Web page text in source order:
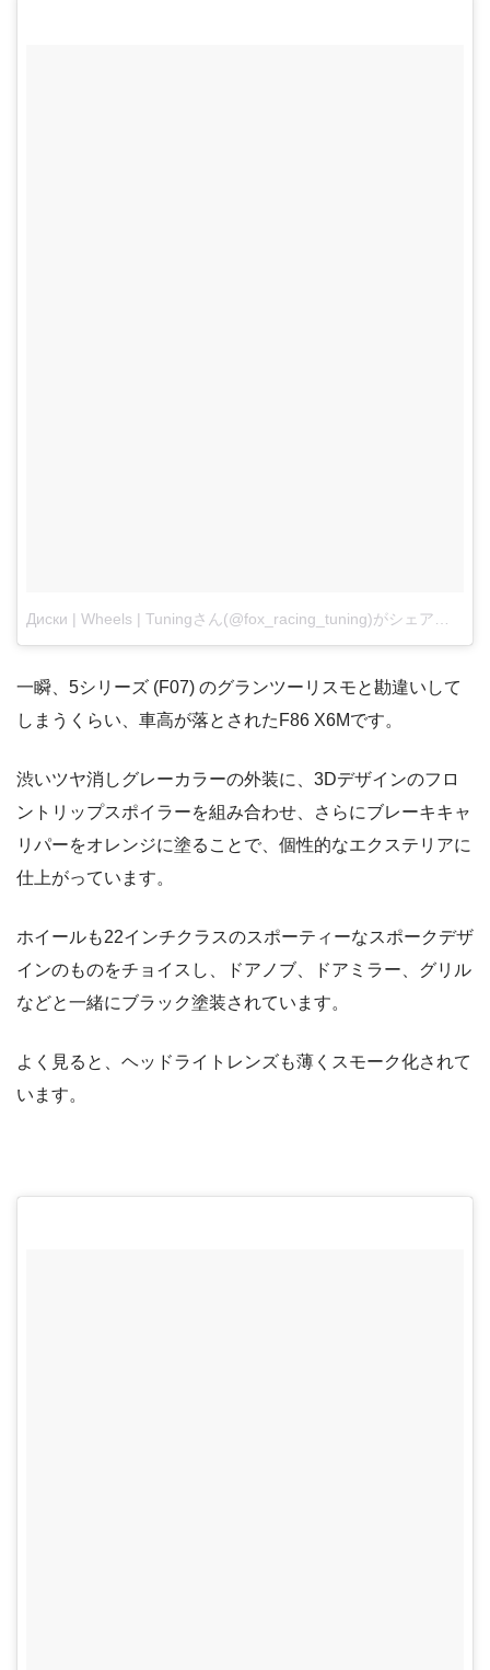
一瞬、5シリーズ (F07) のグランツーリスモと勘違いして
しまうくらい、車高が落とされたF86 X6Mです。
渋いツヤ消しグレーカラーの外装に、3Dデザインのフロ
ントリップスポイラーを組み合わせ、さらにブレーキキャ
リパーをオレンジに塗ることで、個性的なエクステリアに
仕上がっています。
ホイールも22インチクラスのスポーティーなスポークデザ
インのものをチョイスし、ドアノブ、ドアミラー、グリル
などと一緒にブラック塗装されています。
よく見ると、ヘッドライトレンズも薄くスモーク化されて
います。